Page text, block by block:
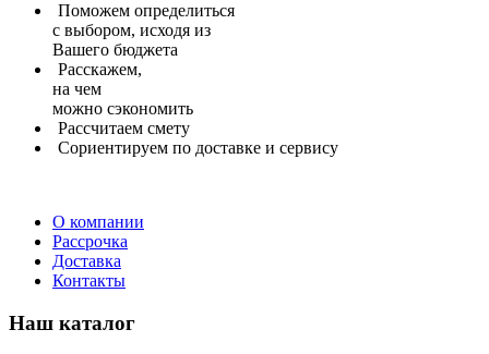
Поможем определиться
с выбором, исходя из
Вашего бюджета
Расскажем,
на чем
можно сэкономить
Рассчитаем смету
Сориентируем по доставке и сервису
О компании
Рассрочка
Доставка
Контакты
Наш каталог